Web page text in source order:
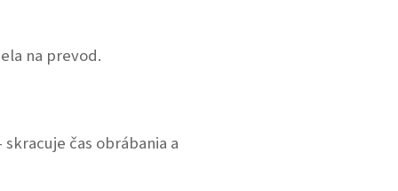
na prevod.
čas obrábania a